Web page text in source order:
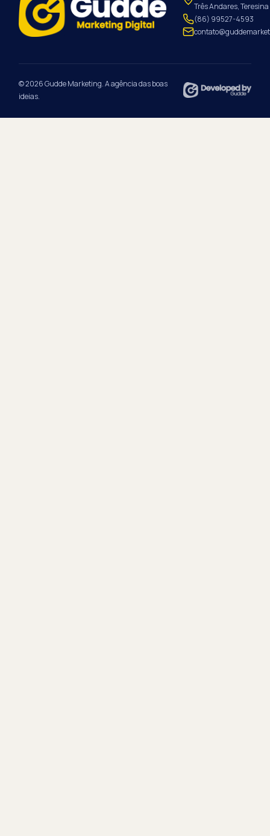
Três Andares,
(86) 99527-4593
© 2026 Gudde Marketing. A agência das boas
ideias.